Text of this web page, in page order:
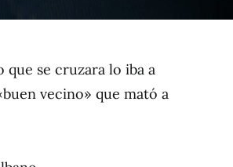
se cruzara lo iba a
vecino» que mató a